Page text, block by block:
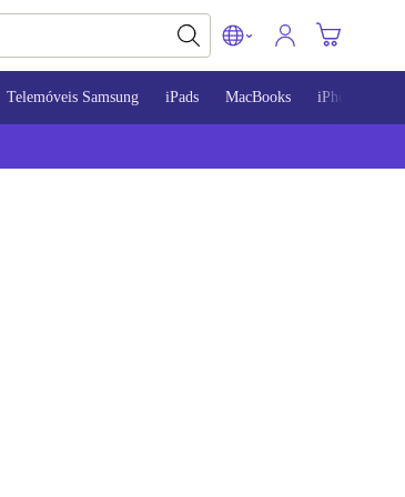
Telemóveis Samsung iPads MacBooks iPhone 13